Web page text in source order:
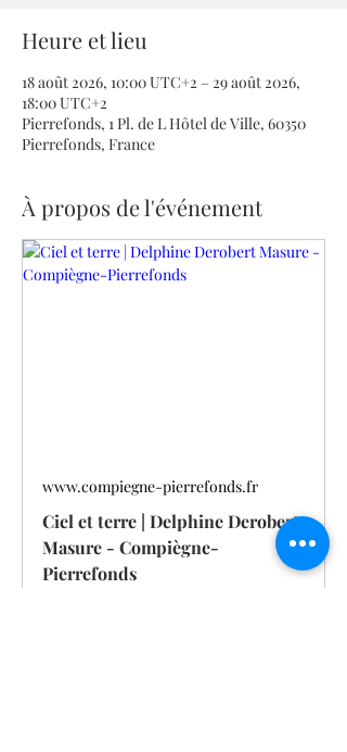
Heure et lieu
18 août 2026, 10:00 UTC+2 – 29 août 2026,
18:00 UTC+2
Pierrefonds, 1 Pl. de L Hôtel de Ville, 60350
Pierrefonds, France
À propos de l'événement
www.compiegne-pierrefonds.fr
Ciel et terre | Delphine Derobert
Masure - Compiègne-
Pierrefonds